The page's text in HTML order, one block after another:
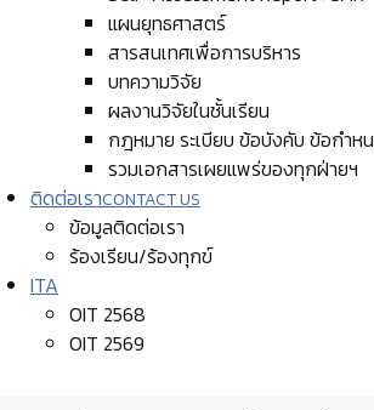
แผนยุทธศาสตร์
สารสนเทศเพื่อการบริหาร
บทความวิจัย
ผลงานวิจัยในชั้นเรียน
กฎหมาย ระเบียบ ข้อบังคับ ข้อกำห
รวมเอกสารเผยแพร่ของทุกฝ่ายฯ
ติดต่อเราCONTACT US
ข้อมูลติดต่อเรา
ร้องเรียน/ร้องทุกข์
ITA
OIT 2568
OIT 2569